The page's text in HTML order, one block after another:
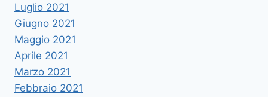
Luglio 2021
Giugno 2021
Maggio 2021
Aprile 2021
Marzo 2021
Febbraio 2021